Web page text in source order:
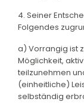
4. Seiner
Folgendes
a) Vorrangig ist
Möglichkeit,
teilzunehmen
(einheitliche)
selbständig